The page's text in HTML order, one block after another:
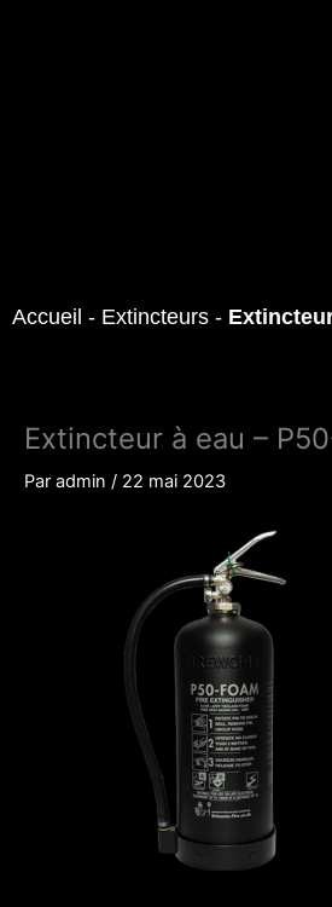
Accueil - Extincteurs -
Extincteur à eau –
Par admin / 22 mai 2023